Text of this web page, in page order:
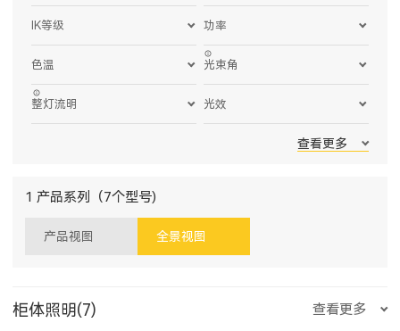
IK等级 功率
色温 光束角
整灯流明 光效
查看更多
1 产品系列（7个型号)
产品视图 全景视图
柜体照明(7) 查看更多